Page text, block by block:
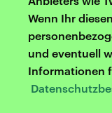
Wenn Ihr
und eventuell
Informationen